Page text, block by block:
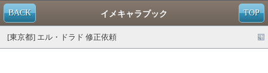
TOP
BACK イメキャラブック
[東京都] エル・ドラド 修正依頼